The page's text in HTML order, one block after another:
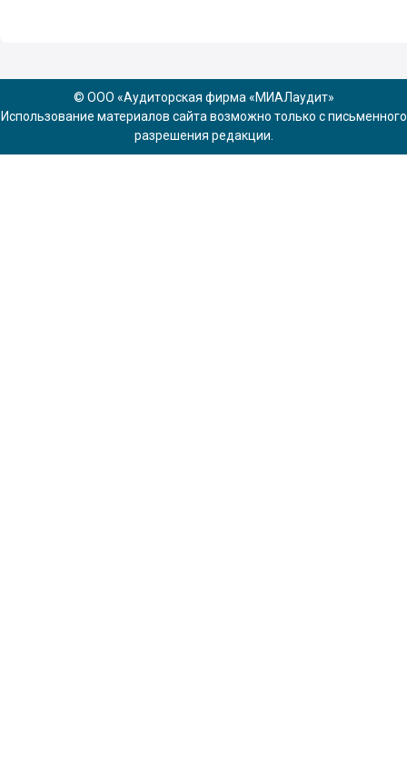
© ООО «Аудиторская фирма «МИАЛаудит»
Использование материалов сайта возможно только с письменного
разрешения редакции.